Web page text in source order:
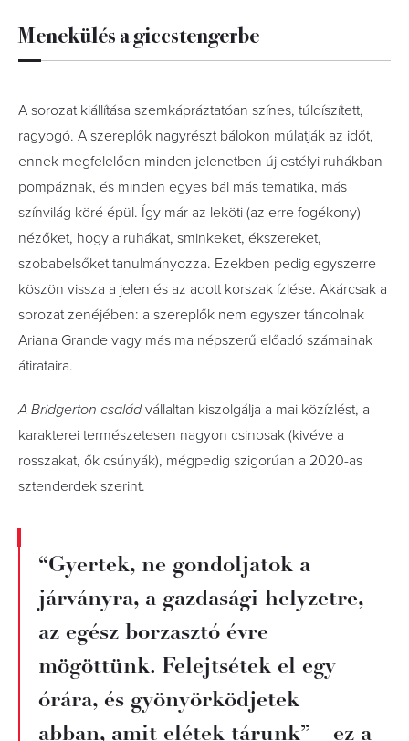
Menekülés a giccstengerbe
A sorozat kiállítása szemkápráztatóan színes, túldíszített,
ragyogó. A szereplők nagyrészt bálokon múlatják az időt,
ennek megfelelően minden jelenetben új estélyi ruhákban
pompáznak, és minden egyes bál más tematika, más
színvilág köré épül. Így már az leköti (az erre fogékony)
nézőket, hogy a ruhákat, sminkeket, ékszereket,
szobabelsőket tanulmányozza. Ezekben pedig egyszerre
köszön vissza a jelen és az adott korszak ízlése. Akárcsak a
sorozat zenéjében: a szereplők nem egyszer táncolnak
Ariana Grande vagy más ma népszerű előadó számainak
átirataira.
A Bridgerton családvállaltan kiszolgálja a mai közízlést, a
karakterei természetesen nagyon csinosak (kivéve a
rosszakat, ők csúnyák), mégpedig szigorúan a 2020-as
sztenderdek szerint.
“Gyertek, ne gondoljatok a
járványra, a gazdasági helyzetre,
az egész borzasztó évre
mögöttünk. Felejtsétek el egy
órára, és gyönyörködjetek
abban, amit elétek tárunk” – ez a